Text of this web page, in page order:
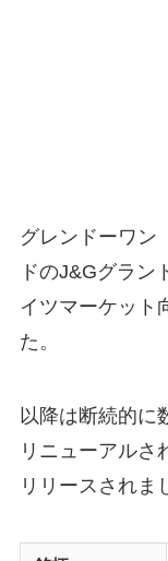
グレンドーワン
ドのJ&Gグラン
イツマーケット
た。
以降は断続的に
リニューアルさ
リリースされま